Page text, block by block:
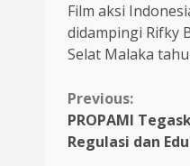
Film aksi
didampingi Rifky
Selat Malaka
Continue
Reading
Previous:
PROPAMI
Regulasi dan